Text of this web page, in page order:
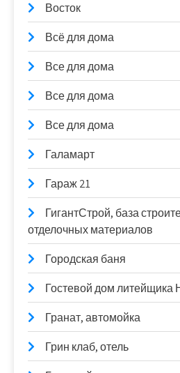
Восток
Всё для дома
Все для дома
Все для дома
Все для дома
Галамарт
Гараж 21
ГигантСтрой, база
отделочных материалов
Городская баня
Гостевой дом литейщика
Гранат, автомойка
Грин клаб, отель